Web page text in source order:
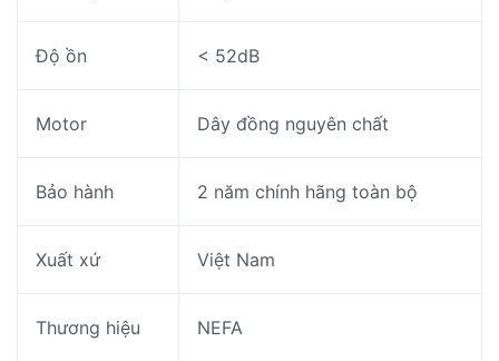
Độ ồn < 52dB
Motor Dây đồng nguyên chất
Bảo hành 2 năm chính hãng toàn bộ
Xuất xứ Việt Nam
Thương hiệu NEFA